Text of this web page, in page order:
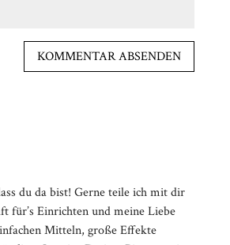
du da bist! Gerne teile ich mit dir
für’s Einrichten und meine Liebe
Mitteln, große Effekte